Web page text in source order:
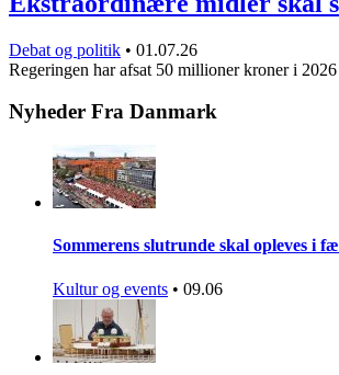
Debat og politik • 01.07.26
Regeringen har afsat 50 millioner kroner i
Nyheder Fra Danmark
Sommerens slutrunde skal opleves i
Kultur og events • 09.06